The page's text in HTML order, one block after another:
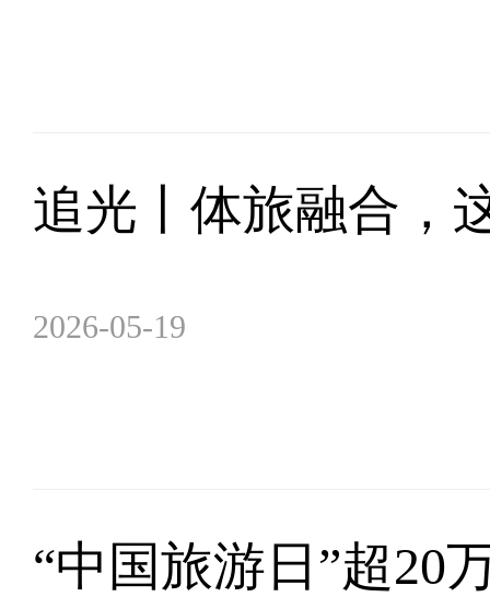
追光丨体旅融合，
2026-05-19
“中国旅游日”超20